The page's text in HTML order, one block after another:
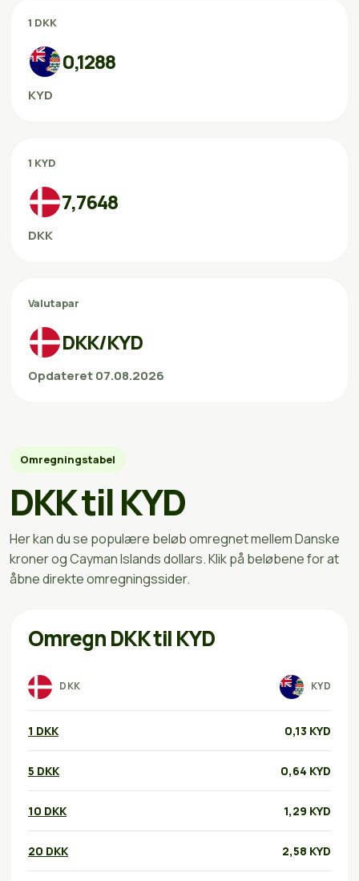
1 DKK
0,1288
KYD
1 KYD
7,7648
DKK
Valutapar
DKK/KYD
Opdateret 07.08.2026
Omregningstabel
DKK til KYD
Her kan du se populære beløb omregnet mellem Danske
kroner og Cayman Islands dollars. Klik på beløbene for at
åbne direkte omregningssider.
Omregn DKK til KYD
DKK KYD
1 DKK 0,13 KYD
5 DKK 0,64 KYD
10 DKK 1,29 KYD
20 DKK 2,58 KYD